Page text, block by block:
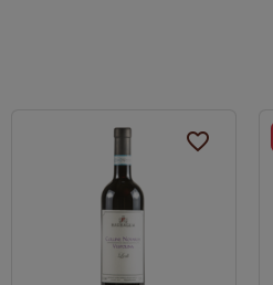
favorite_border